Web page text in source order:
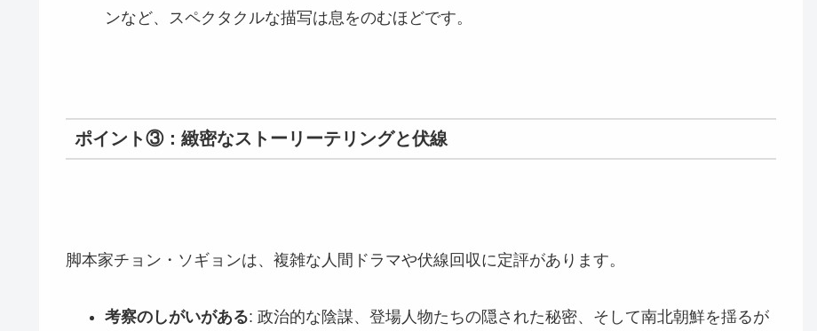
ンなど、スペクタクルな描写は息をのむほどです。
ポイント③：緻密なストーリーテリングと伏線
脚本家チョン・ソギョンは、複雑な人間ドラマや伏線回収に定評があります。
考察のしがいがある: 政治的な陰謀、登場人物たちの隠された秘密、そして南北朝鮮を揺るが